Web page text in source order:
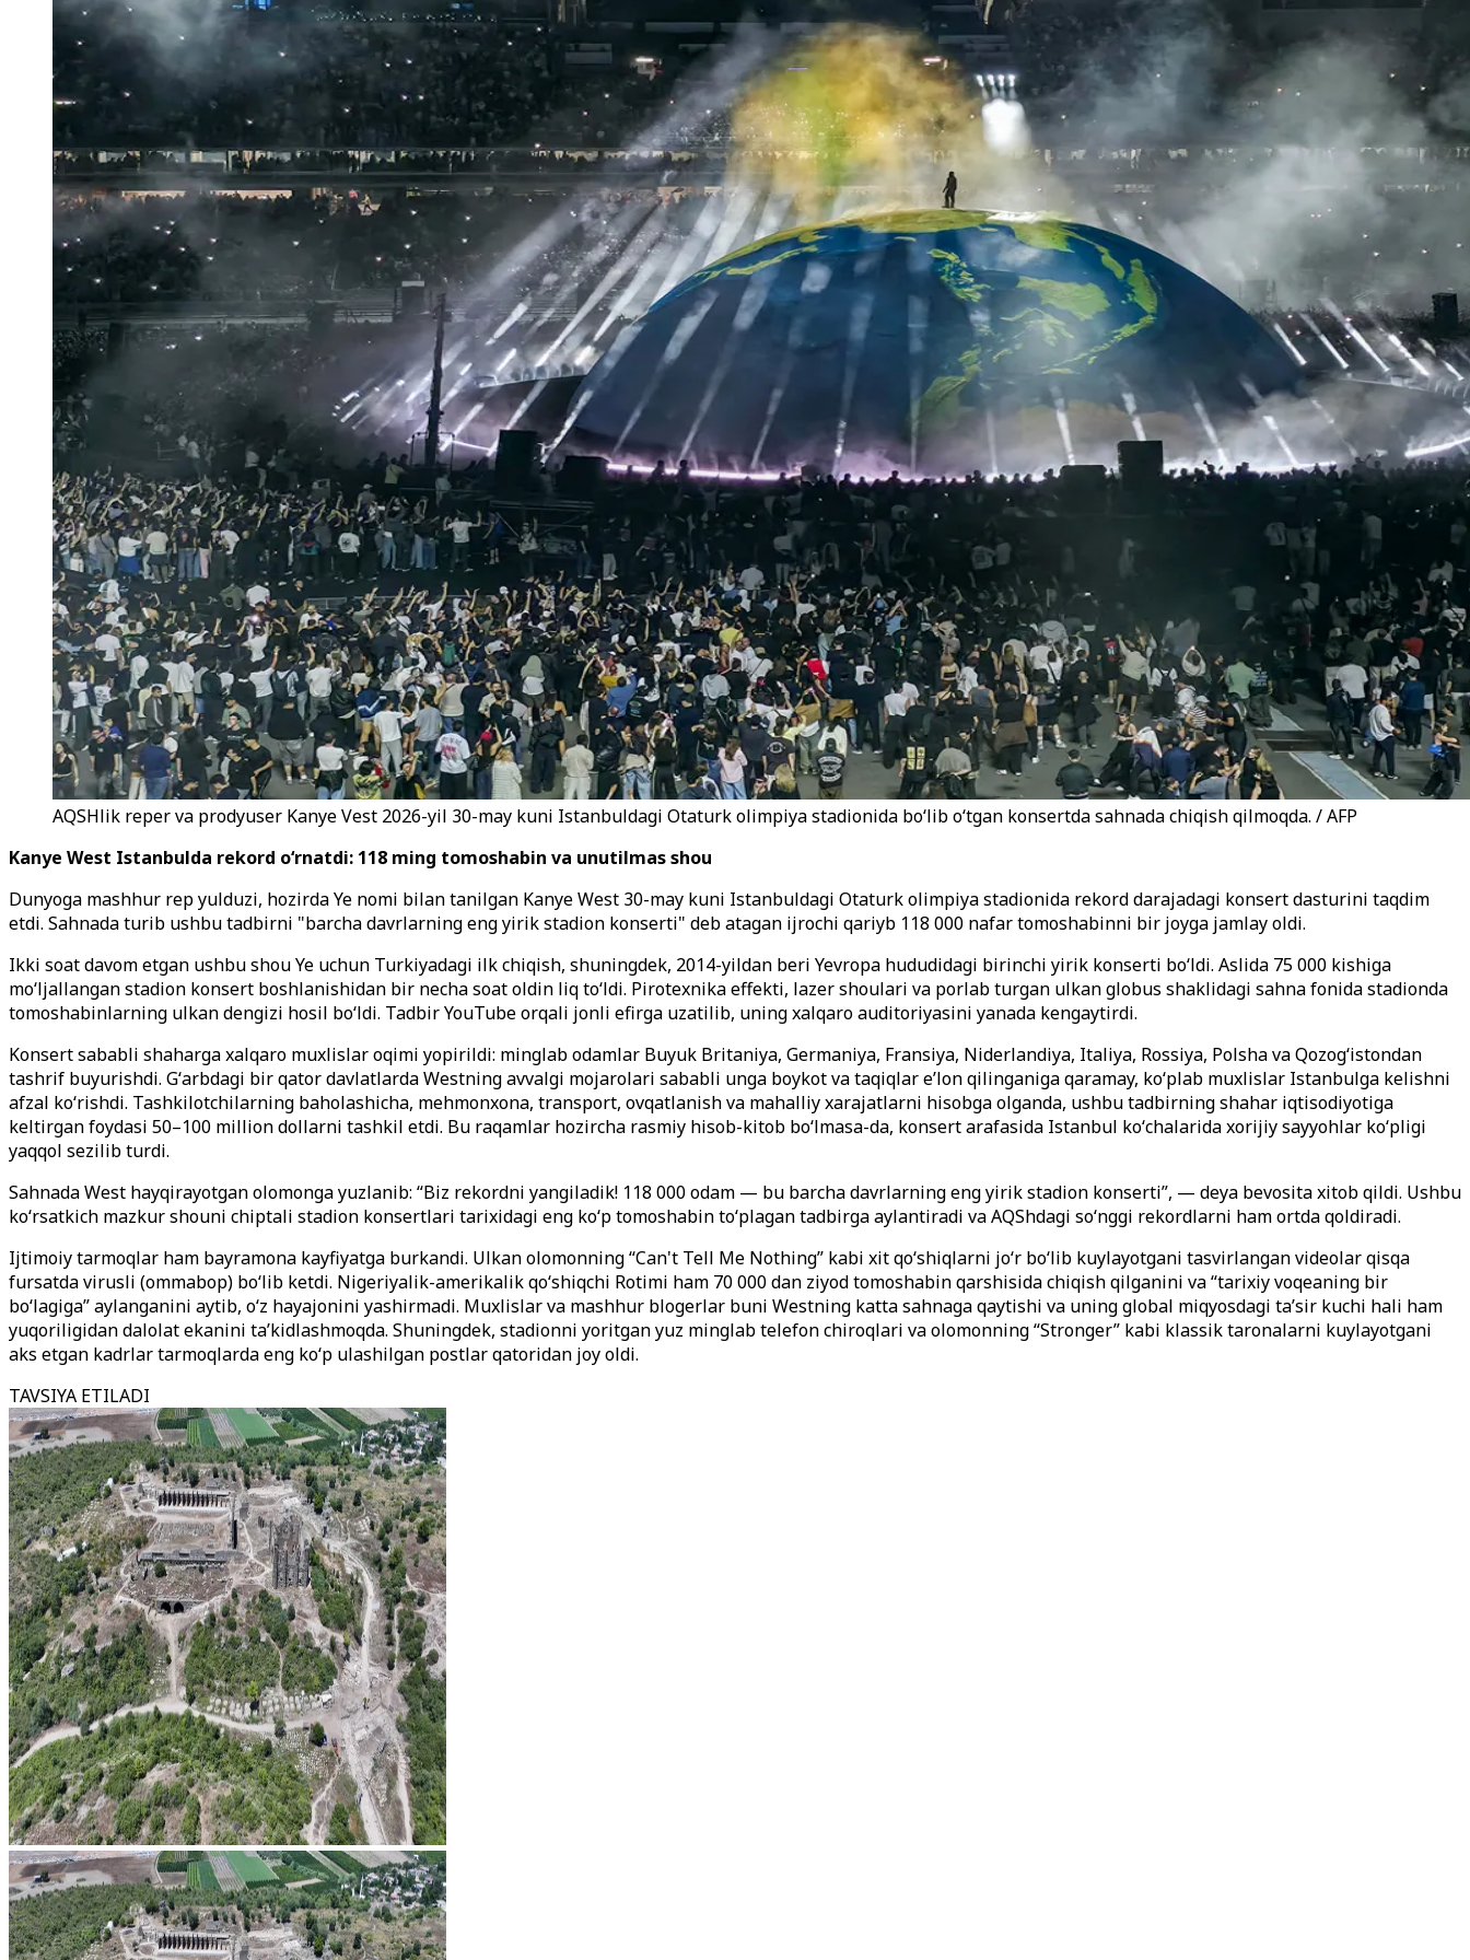
AQSHlik reper va prodyuser Kanye Vest 2026-yil 30-may kuni Istanbuldagi Otaturk olimpiya stadionida bo‘lib o‘tgan konsertda sahnada chiqish qilmoqda. / AFP
Kanye West Istanbulda rekord oʻrnatdi: 118 ming tomoshabin va unutilmas shou
Dunyoga mashhur rep yulduzi, hozirda Ye nomi bilan tanilgan Kanye West 30-may kuni Istanbuldagi Otaturk olimpiya stadionida rekord darajadagi konsert dasturini taqdim
etdi. Sahnada turib ushbu tadbirni "barcha davrlarning eng yirik stadion konserti" deb atagan ijrochi qariyb 118 000 nafar tomoshabinni bir joyga jamlay oldi.
Ikki soat davom etgan ushbu shou Ye uchun Turkiyadagi ilk chiqish, shuningdek, 2014-yildan beri Yevropa hududidagi birinchi yirik konserti boʻldi. Aslida 75 000 kishiga
moʻljallangan stadion konsert boshlanishidan bir necha soat oldin liq toʻldi. Pirotexnika effekti, lazer shoulari va porlab turgan ulkan globus shaklidagi sahna fonida stadionda
tomoshabinlarning ulkan dengizi hosil boʻldi. Tadbir YouTube orqali jonli efirga uzatilib, uning xalqaro auditoriyasini yanada kengaytirdi.
Konsert sababli shaharga xalqaro muxlislar oqimi yopirildi: minglab odamlar Buyuk Britaniya, Germaniya, Fransiya, Niderlandiya, Italiya, Rossiya, Polsha va Qozogʻistondan
tashrif buyurishdi. Gʻarbdagi bir qator davlatlarda Westning avvalgi mojarolari sababli unga boykot va taqiqlar eʼlon qilinganiga qaramay, koʻplab muxlislar Istanbulga kelishni
afzal koʻrishdi. Tashkilotchilarning baholashicha, mehmonxona, transport, ovqatlanish va mahalliy xarajatlarni hisobga olganda, ushbu tadbirning shahar iqtisodiyotiga
keltirgan foydasi 50–100 million dollarni tashkil etdi. Bu raqamlar hozircha rasmiy hisob-kitob boʻlmasa-da, konsert arafasida Istanbul koʻchalarida xorijiy sayyohlar koʻpligi
yaqqol sezilib turdi.
Sahnada West hayqirayotgan olomonga yuzlanib: “Biz rekordni yangiladik! 118 000 odam — bu barcha davrlarning eng yirik stadion konserti”, — deya bevosita xitob qildi. Ushbu
koʻrsatkich mazkur shouni chiptali stadion konsertlari tarixidagi eng koʻp tomoshabin toʻplagan tadbirga aylantiradi va AQShdagi soʻnggi rekordlarni ham ortda qoldiradi.
Ijtimoiy tarmoqlar ham bayramona kayfiyatga burkandi. Ulkan olomonning “Can't Tell Me Nothing” kabi xit qoʻshiqlarni joʻr boʻlib kuylayotgani tasvirlangan videolar qisqa
fursatda virusli (ommabop) boʻlib ketdi. Nigeriyalik-amerikalik qoʻshiqchi Rotimi ham 70 000 dan ziyod tomoshabin qarshisida chiqish qilganini va “tarixiy voqeaning bir
boʻlagiga” aylanganini aytib, oʻz hayajonini yashirmadi. Muxlislar va mashhur blogerlar buni Westning katta sahnaga qaytishi va uning global miqyosdagi taʼsir kuchi hali ham
yuqoriligidan dalolat ekanini taʼkidlashmoqda. Shuningdek, stadionni yoritgan yuz minglab telefon chiroqlari va olomonning “Stronger” kabi klassik taronalarni kuylayotgani
aks etgan kadrlar tarmoqlarda eng koʻp ulashilgan postlar qatoridan joy oldi.
TAVSIYA ETILADI